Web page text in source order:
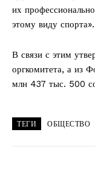
их
этому виду спорта».
В связи с этим
оргкомитета, а из
млн 437 тыс. 500
ТЕГИ ОБЩЕСТВО